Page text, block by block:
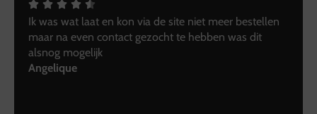
Ik was wat laat en kon via de site niet meer bestellen
maar na even contact gezocht te hebben was dit
alsnog mogelijk
Angelique